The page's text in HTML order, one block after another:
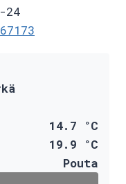
24
14.7 °C
19.9 °C
Pouta